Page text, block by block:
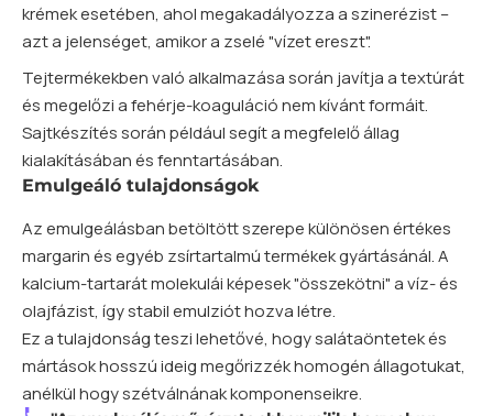
krémek esetében, ahol megakadályozza a szinerézist –
azt a jelenséget, amikor a zselé "vízet ereszt".
Tejtermékekben való alkalmazása során javítja a textúrát
és megelőzi a fehérje-koaguláció nem kívánt formáit.
Sajtkészítés során például segít a megfelelő állag
kialakításában és fenntartásában.
Emulgeáló tulajdonságok
Az emulgeálásban betöltött szerepe különösen értékes
margarin és egyéb zsírtartalmú termékek gyártásánál. A
kalcium-tartarát molekulái képesek "összekötni" a víz- és
olajfázist, így stabil emulziót hozva létre.
Ez a tulajdonság teszi lehetővé, hogy salátaöntetek és
mártások hosszú ideig megőrizzék homogén állagotukat,
anélkül hogy szétválnának komponenseikre.